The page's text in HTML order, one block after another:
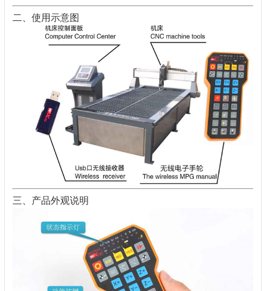
二、使用示意图
三、产品外观说明